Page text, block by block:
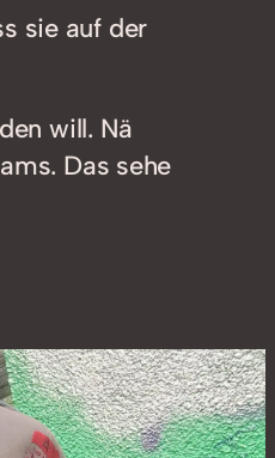
sie auf der
will. Nä
Das sehe